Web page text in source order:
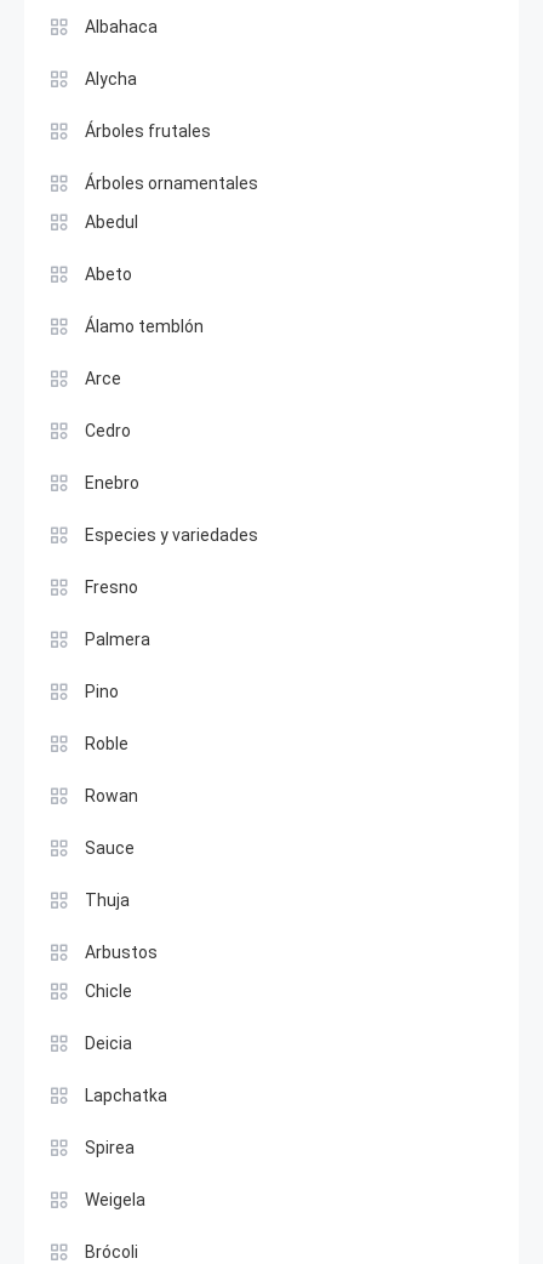
Albahaca
Alycha
Árboles frutales
Árboles ornamentales
Abedul
Abeto
Álamo temblón
Arce
Cedro
Enebro
Especies y variedades
Fresno
Palmera
Pino
Roble
Rowan
Sauce
Thuja
Arbustos
Chicle
Deicia
Lapchatka
Spirea
Weigela
Brócoli